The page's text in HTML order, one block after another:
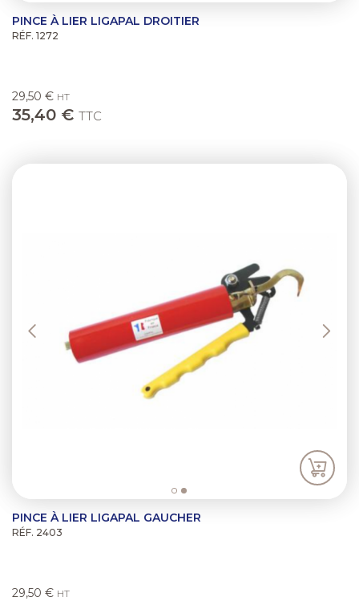
PINCE À LIER LIGAPAL DROITIER
RÉF. 1272
29,50 € HT
35,40 € TTC
PINCE À LIER LIGAPAL GAUCHER
RÉF. 2403
29,50 € HT